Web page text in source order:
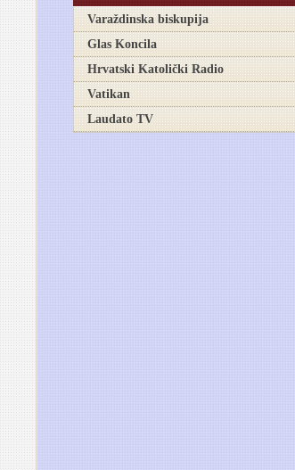
Varaždinska biskupija
Glas Koncila
Hrvatski Katolički Radio
Vatikan
Laudato TV